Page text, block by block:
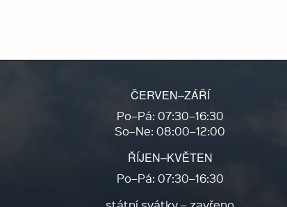
ČERVEN–ZÁŘÍ
Po–Pá: 07:30–16:30
So–Ne: 08:00–12:00
ŘÍJEN–KVĚTEN
Po–Pá: 07:30–16:30